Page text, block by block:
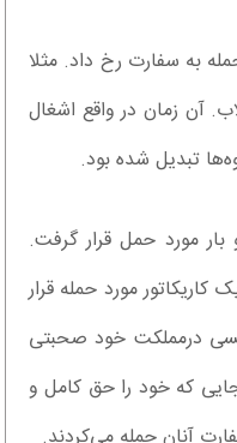
به سفارت رخ داد. مثلا
آن زمان در واقع اشغال
تبدیل شده بود.
مورد حمل قرار گرفت.
مورد حمله قرار
درمملکت خود صحبتی
که خود را حق کامل و